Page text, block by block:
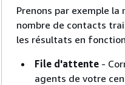
Prenons par exemple la
nombre de contacts
les résultats en
File d'attente -
agents de votre